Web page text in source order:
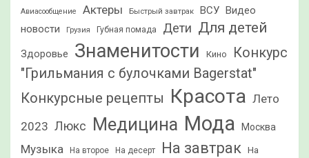
Авиасообщение Актеры Быстрый завтрак ВСУ Видео
новости
Грузия Губная помада Дети Для детей
Здоровье Знаменитости Кино
Конкурс
"Грильмания с булочками Bagerstat"
Конкурсные рецепты Красота Лето
2023 Люкс Медицина Мода Москва
Музыка На второе На десерт На завтрак На